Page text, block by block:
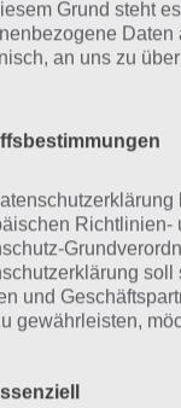
(14%)
(6%)
im gleichen
” und “
Grund steht
an uns zu
Richtlinien-
soll
und
gewährleisten,
in dieser